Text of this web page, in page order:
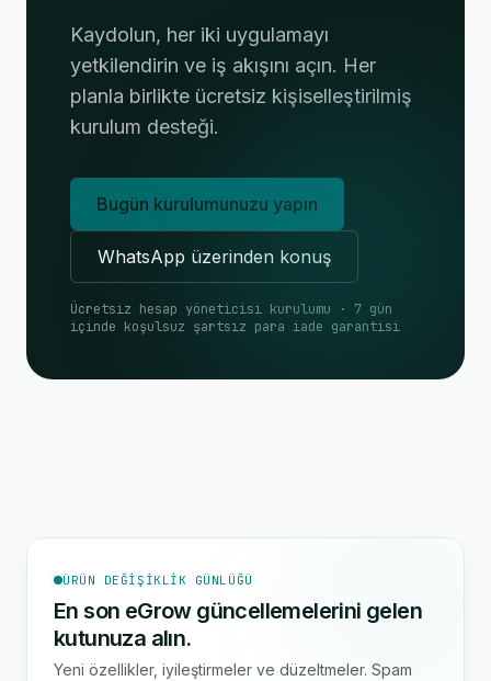
Kaydolun, her iki uygulamayı
yetkilendirin ve iş akışını açın. Her
planla birlikte ücretsiz kişiselleştirilmiş
kurulum desteği.
Bugün kurulumunuzu yapın
WhatsApp üzerinden konuş
Ücretsiz hesap yöneticisi kurulumu · 7 gün
içinde koşulsuz şartsız para iade garantisi
ÜRÜN DEĞIŞIKLIK GÜNLÜĞÜ
En son eGrow güncellemelerini gelen
kutunuza alın.
Yeni özellikler, iyileştirmeler ve düzeltmeler. Spam